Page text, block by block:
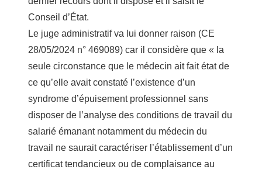
Conseil d’État.
Le juge administratif va lui donner raison (CE
28/05/2024 n° 469089) car il considère que « la
seule circonstance que le médecin ait fait état de
ce qu’elle avait constaté l’existence d’un
syndrome d’épuisement professionnel sans
disposer de l’analyse des conditions de travail du
salarié émanant notamment du médecin du
travail ne saurait caractériser l’établissement d’un
certificat tendancieux ou de complaisance au